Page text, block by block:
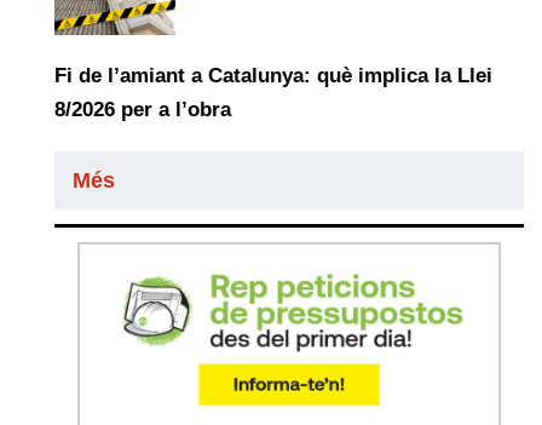
Fi de l’amiant a Catalunya: què implica la Llei
8/2026 per a l’obra
Més